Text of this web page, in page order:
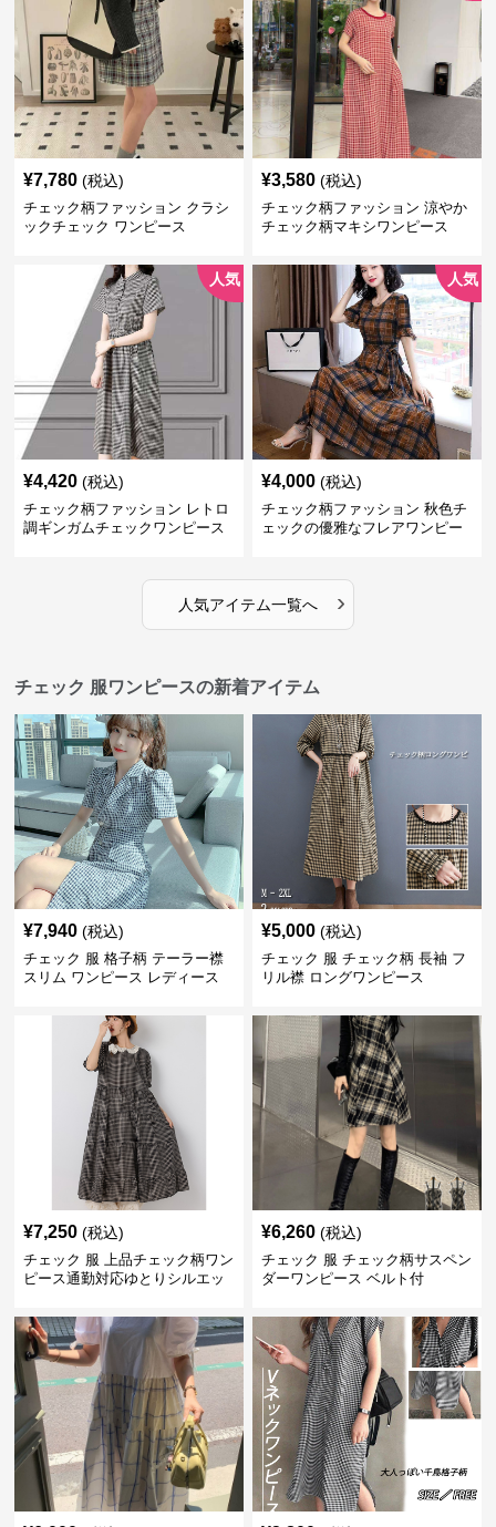
¥7,780 (税込)
チェック柄ファッション クラシ
ックチェック ワンピース
¥3,580 (税込)
チェック柄ファッション 涼やか
チェック柄マキシワンピース
人気
¥4,420 (税込)
チェック柄ファッション レトロ
調ギンガムチェックワンピース
人気
¥4,000 (税込)
チェック柄ファッション 秋色チ
ェックの優雅なフレアワンピー
人気アイテム一覧へ ›
チェック 服ワンピースの新着アイテム
¥7,940 (税込)
チェック 服 格子柄 テーラー襟
スリム ワンピース レディース
¥5,000 (税込)
チェック 服 チェック柄 長袖 フ
リル襟 ロングワンピース
¥7,250 (税込)
チェック 服 上品チェック柄ワン
ピース通勤対応ゆとりシルエッ
¥6,260 (税込)
チェック 服 チェック柄サスペン
ダーワンピース ベルト付